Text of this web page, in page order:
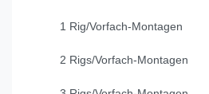
1 Rig/Vorfach-Montagen
2 Rigs/Vorfach-Montagen